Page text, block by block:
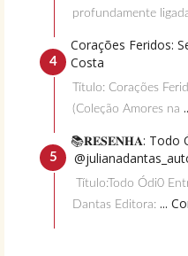
profundamente
Corações Feridos:
Costa
Título: Corações
(Coleção Amores na
📚𝐑𝐄𝐒𝐄𝐍𝐇𝐀: Todo
Título:Todo Ódi0
Dantas Editora: ...